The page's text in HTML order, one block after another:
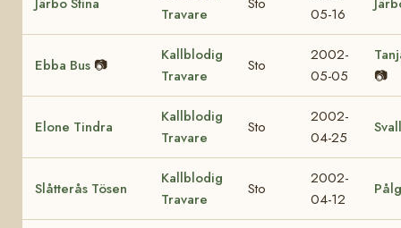
Travare
05-16
Ebba Bus 📷
Kallblodig
Travare
Sto
2002-
05-05
📷
Elone Tindra
Kallblodig
Travare
Sto
2002-
04-25
Slåtterås Tösen
Kallblodig
Travare
Sto
2002-
04-12